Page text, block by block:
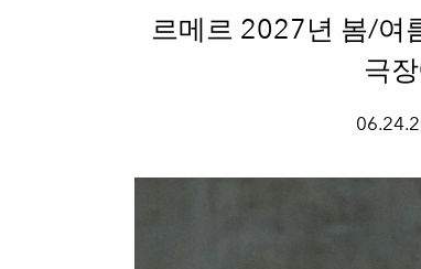
르메르 2027년 봄/여
극